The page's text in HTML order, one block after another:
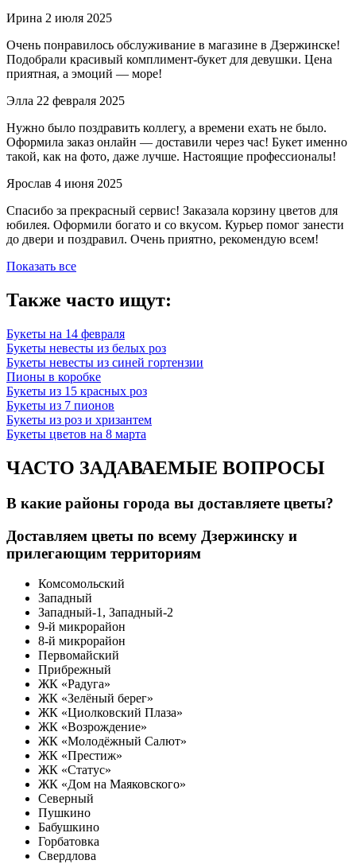
Ирина 2 июля 2025
Очень понравилось обслуживание в магазине в Дзержинске!
Подобрали красивый комплимент-букет для девушки. Цена
приятная, а эмоций — море!
Элла 22 февраля 2025
Нужно было поздравить коллегу, а времени ехать не было.
Оформила заказ онлайн — доставили через час! Букет именно
такой, как на фото, даже лучше. Настоящие профессионалы!
Ярослав 4 июня 2025
Спасибо за прекрасный сервис! Заказала корзину цветов для
юбилея. Оформили богато и со вкусом. Курьер помог занести
до двери и поздравил. Очень приятно, рекомендую всем!
Показать все
Также часто ищут:
Букеты на 14 февраля
Букеты невесты из белых роз
Букеты невесты из синей гортензии
Пионы в коробке
Букеты из 15 красных роз
Букеты из 7 пионов
Букеты из роз и хризантем
Букеты цветов на 8 марта
ЧАСТО ЗАДАВАЕМЫЕ ВОПРОСЫ
В какие районы города вы доставляете цветы?
Доставляем цветы по всему Дзержинску и
прилегающим территориям
Комсомольский
Западный
Западный-1, Западный-2
9-й микрорайон
8-й микрорайон
Первомайский
Прибрежный
ЖК «Радуга»
ЖК «Зелёный берег»
ЖК «Циолковский Плаза»
ЖК «Возрождение»
ЖК «Молодёжный Салют»
ЖК «Престиж»
ЖК «Статус»
ЖК «Дом на Маяковского»
Северный
Пушкино
Бабушкино
Горбатовка
Свердлова